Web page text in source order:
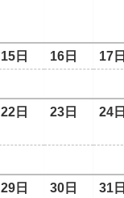
15日 16日 17日
22日 23日 24日
29日 30日 31日